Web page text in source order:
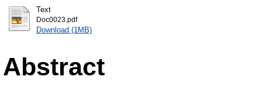
Text
Doc0023.pdf
Download (1MB)
Abstract